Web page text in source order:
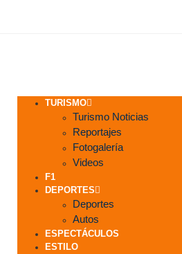
TURISMO
Turismo Noticias
Reportajes
Fotogalería
Videos
F1
DEPORTES
Deportes
Autos
ESPECTÁCULOS
ESTILO